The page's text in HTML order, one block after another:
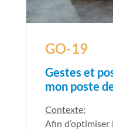
GO-19
Gestes et
mon poste
Contexte:
Afin d’optimiser